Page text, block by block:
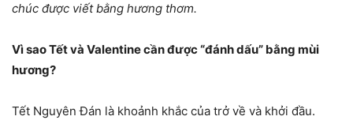
chúc được viết bằng hương thơm.
Vì sao Tết và Valentine cần được “đánh dấu” bằng mùi
hương?
Tết Nguyên Đán là khoảnh khắc của trở về và khởi đầu.